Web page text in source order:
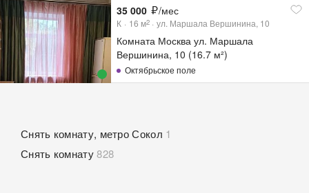
35 000 /мес
К 16 м2 ул. Маршала Вершинина, 10
Комната Москва ул. Маршала
Вершинина, 10 (16.7 м²)
Октябрьское поле
Снять комнату, метро Сокол 1
Снять комнату 828